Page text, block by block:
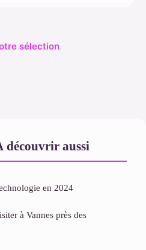
sélection
découvrir aussi
en 2024
à Vannes près des